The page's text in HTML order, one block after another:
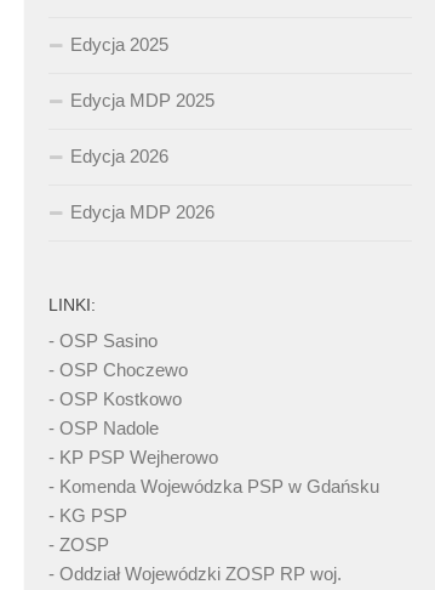
Edycja 2025
Edycja MDP 2025
Edycja 2026
Edycja MDP 2026
LINKI:
- OSP Sasino
- OSP Choczewo
- OSP Kostkowo
- OSP Nadole
- KP PSP Wejherowo
- Komenda Wojewódzka PSP w Gdańsku
- KG PSP
- ZOSP
- Oddział Wojewódzki ZOSP RP woj.